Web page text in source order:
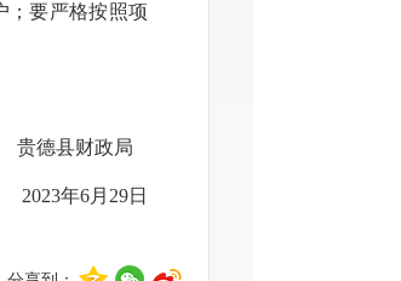
；要严格按照项
贵德县财政局
2023年6月 29日